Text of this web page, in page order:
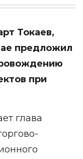
Токаев,
предложил
при
глава